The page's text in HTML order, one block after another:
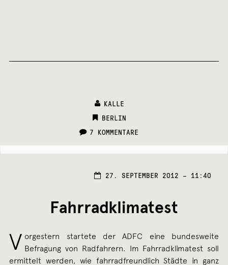
KALLE
CATEGORIES:
BERLIN
7 KOMMENTARE
27. SEPTEMBER 2012 – 11:40
Fahrradklimatest
V orgestern startete der ADFC eine bundesweite
Befragung von Radfahrern. Im Fahrradklimatest soll
ermittelt werden, wie fahrradfreundlich Städte in ganz